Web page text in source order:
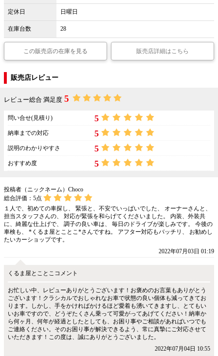
定休日 日曜日
在庫台数 28
この販売店の在庫を見る 販売店詳細はこちら
販売店レビュー
レビュー総合 満足度 5
問い合せ(見積り) 5
納車までの対応 5
説明のわかりやすさ 5
おすすめ度 5
投稿者（ニックネーム）Choco
総合評価： 5点
１人で、初めての車探し、 緊張と、不安でいっぱいでした、 オーナーさんと、
担当スタッフさんの、 対応が緊張を和らげてくださいました。 内装、外装共
に、綺麗な仕上げで、 調子の良い車は、 毎日のドライブが楽しみです。 今後の
車検も、 *くるま屋とことこ*さんですね。 アフター対応もバッチリ、 お勧めし
たいカーショップです。
2022年07月03日 01:19
くるま屋とことこコメント
お忙しい中、レビューありがとうございます！お褒めのお言葉もありがとう
ございます！クラシカルでおしゃれなお車で状態の良い個体も減ってきてお
ります。しかし、手をかければかけるほど愛着も湧いてきますし、とてもい
いお車ですので、どうぞたくさん乗って可愛がってあげてください！納車か
ら何ヶ月、何年が経過としたとしても、お困り事やご相談があればいつでも
ご連絡ください。そのお困り事が解決できるよう、常に真摯にご対応させて
いただきます！この度は、誠にありがとうございました。
2022年07月04日 10:55